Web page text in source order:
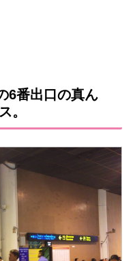
6番出口の真ん
。